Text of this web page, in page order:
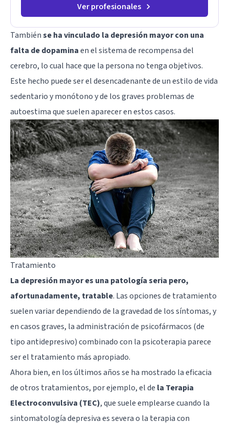
Ver profesionales
Tambiénse ha vinculado la depresión mayor con una
falta de dopaminaen elsistema de recompensa del
cerebro, lo cual hace que la persona no tenga objetivos.
Este hecho puede ser el desencadenante de un estilo de vida
sedentario y monótono y de los graves problemas de
autoestima que suelen aparecer en estos casos.
Tratamiento
La depresión mayor es una patología seria pero,
afortunadamente, tratable. Las opciones de tratamiento
suelen variar dependiendo de la gravedad de los síntomas, y
en casos graves, la administración de psicofármacos (de
tipo antidepresivo) combinado con la psicoterapia parece
ser el tratamiento más apropiado.
Ahora bien, en los últimos años se ha mostrado la eficacia
de otros tratamientos, por ejemplo, el de la Terapia
Electroconvulsiva (TEC), que suele emplearse cuando la
sintomatología depresiva es severa o la terapia con